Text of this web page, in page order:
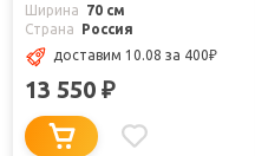
Ширина
70 см
Страна
Россия
доставим 10.08 за 400₽
13 550 ₽